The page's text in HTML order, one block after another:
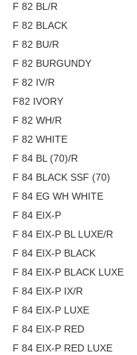
F 82 BL/R
F 82 BLACK
F 82 BU/R
F 82 BURGUNDY
F 82 IV/R
F82 IVORY
F 82 WH/R
F 82 WHITE
F 84 BL (70)/R
F 84 BLACK SSF (70)
F 84 EG WH WHITE
F 84 EIX-P
F 84 EIX-P BL LUXE/R
F 84 EIX-P BLACK
F 84 EIX-P BLACK LUXE
F 84 EIX-P IX/R
F 84 EIX-P LUXE
F 84 EIX-P RED
F 84 EIX-P RED LUXE